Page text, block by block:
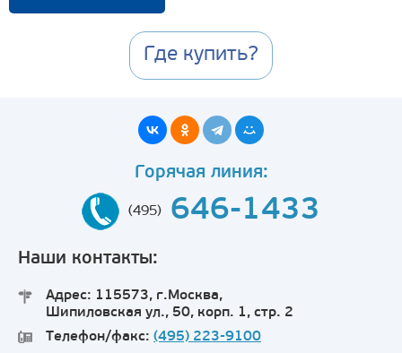
Где купить?
Горячая линия:
(495) 646-1433
Наши контакты:
Адрес: 115573, г.Москва,
Шипиловская ул., 50, корп. 1, стр. 2
Телефон/факс: (495) 223-9100